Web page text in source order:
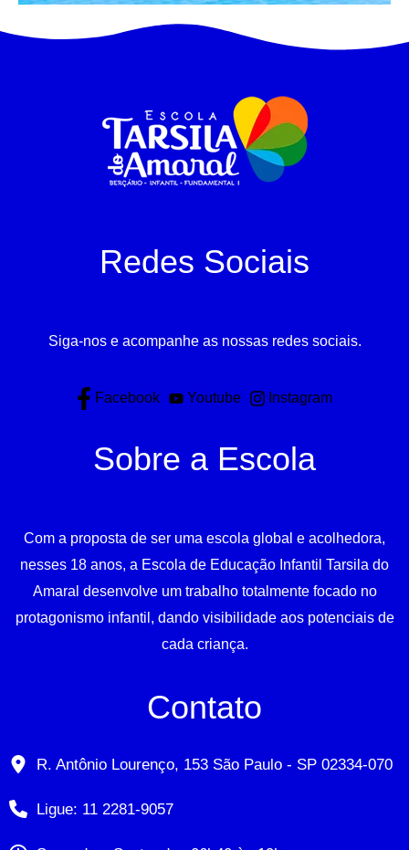
Redes Sociais
Siga-nos e acompanhe as nossas redes sociais.
Facebook Youtube Instagram
Sobre a Escola
Com a proposta de ser uma escola global e acolhedora,
nesses 18 anos, a Escola de Educação Infantil Tarsila do
Amaral desenvolve um trabalho totalmente focado no
protagonismo infantil, dando visibilidade aos potenciais de
cada criança.
Contato
R. Antônio Lourenço, 153 São Paulo - SP 02334-070
Ligue: 11 2281-9057